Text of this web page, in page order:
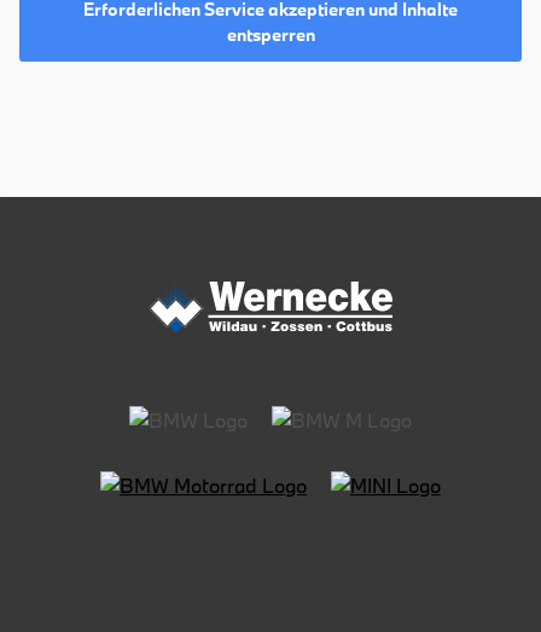
Erforderlichen Service akzeptieren und Inhalte
entsperren